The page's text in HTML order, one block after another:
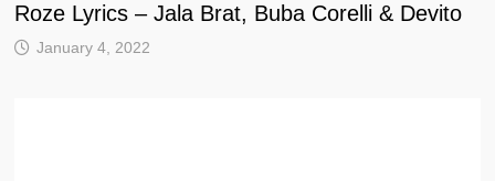
Roze Lyrics – Jala Brat, Buba Corelli & Devito
January 4, 2022